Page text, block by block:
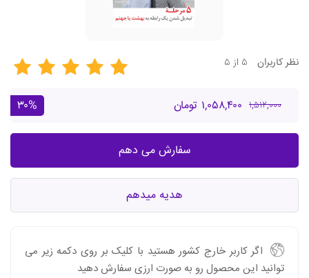
نظرکاربران
۱,۵۱۲,۰۰۰ ۱,۰۵۸,۴۰۰ تومان ۳۰%
سفارش می دهم
هدیه میدهم
اگر کاربر خارج کشور هستید با کلیک بر روی دکمه زیر می
توانید این محصول رو به صورت ارزی سفارش دهید